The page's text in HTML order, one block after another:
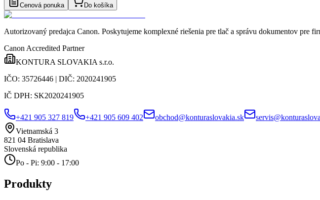
Cenová ponuka Do košíka
Autorizovaný predajca Canon. Poskytujeme komplexné riešenia pre tlač a správu dokumentov pre
Canon Accredited Partner
KONTURA SLOVAKIA s.r.o.
IČO: 35726446 | DIČ: 2020241905
IČ DPH: SK2020241905
+421 905 327 819 +421 905 609 402 obchod@konturaslovakia.sk
Vietnamská 3
821 04 Bratislava
Slovenská republika
Po - Pi: 9:00 - 17:00
Produkty